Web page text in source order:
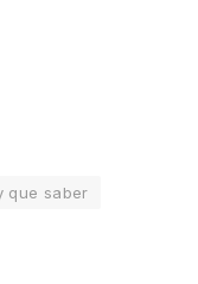
que saber